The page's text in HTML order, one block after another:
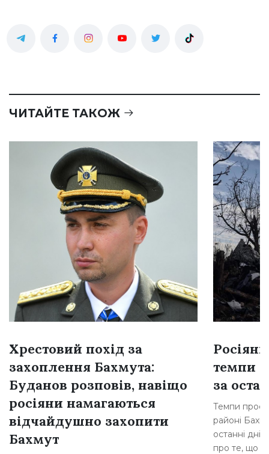
ЧИТАЙТЕ ТАКОЖ
Хрестовий похід за
захоплення Бахмута:
Буданов розповів, навіщо
росіяни намагаються
відчайдушно захопити
Бахмут
темпи
за
Темпи
районі
останні
про те, що